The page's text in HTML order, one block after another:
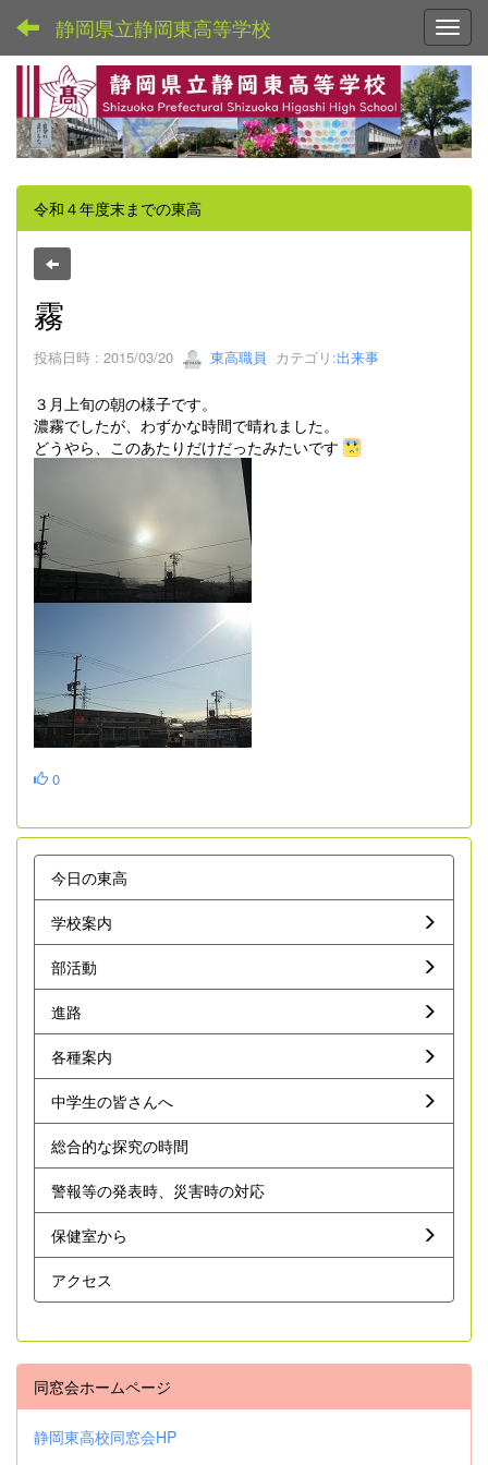
静岡県立静岡東高等学校
令和４年度末までの東高
霧
投稿日時 : 2015/03/20 東高職員 カテゴリ:出来事
３月上旬の朝の様子です。
濃霧でしたが、わずかな時間で晴れました。
どうやら、このあたりだけだったみたいです
0
今日の東高
学校案内
部活動
進路
各種案内
中学生の皆さんへ
総合的な探究の時間
警報等の発表時、災害時の対応
保健室から
アクセス
同窓会ホームページ
静岡東高校同窓会HP